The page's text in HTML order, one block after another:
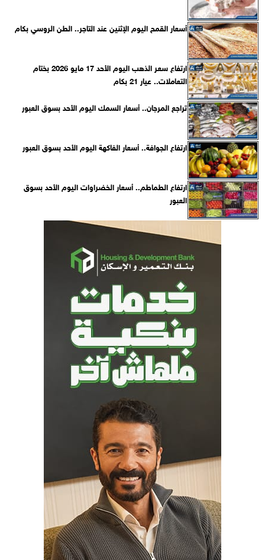
أسعار القمح اليوم الإثنين عند التاجر.. الطن الروسي بكام
ارتفاع سعر الذهب اليوم الأحد 17 مايو 2026 بختام
التعاملات.. عيار 21 بكام
تراجع المرجان.. أسعار السمك اليوم الأحد بسوق العبور
ارتفاع الجوافة.. أسعار الفاكهة اليوم الأحد بسوق العبور
ارتفاع الطماطم.. أسعار الخضراوات اليوم الأحد بسوق
العبور